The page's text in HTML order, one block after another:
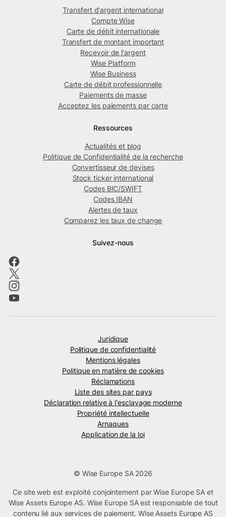
Transfert d'argent international
Compte Wise
Carte de débit internationale
Transfert de montant important
Recevoir de l'argent
Wise Platform
Wise Business
Carte de débit professionnelle
Paiements de masse
Acceptez les paiements par carte
Ressources
Actualités et blog
Politique de Confidentialité de la recherche
Convertisseur de devises
Stock ticker international
Codes BIC/SWIFT
Codes IBAN
Alertes de taux
Comparez les taux de change
Suivez-nous
Juridique
Politique de confidentialité
Mentions légales
Politique en matière de cookies
Réclamations
Liste des sites par pays
Déclaration relative à l'esclavage moderne
Propriété intellectuelle
Arnaques
Application de la loi
© Wise Europe SA 2026
Ce site web est exploité conjointement par Wise Europe SA et
Wise Assets Europe AS. Wise Europe SA est responsable de tout
contenu lié aux services de paiement. Wise Assets Europe AS